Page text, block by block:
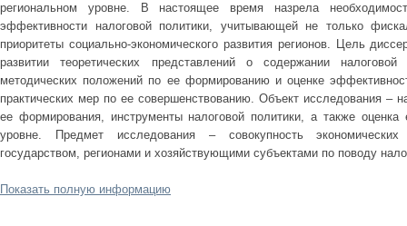
региональном уровне. В настоящее время назрела
эффективности налоговой политики, учитывающей не только
приоритеты социально-экономического развития регионов. Цель
развитии теоретических представлений о содержании налоговой
методических положений по ее формированию и оценке
практических мер по ее совершенствованию. Объект исследования –
ее формирования, инструменты налоговой политики, а также
уровне. Предмет исследования – совокупность
государством, регионами и хозяйствующими субъектами по поводу
Показать полную информацию